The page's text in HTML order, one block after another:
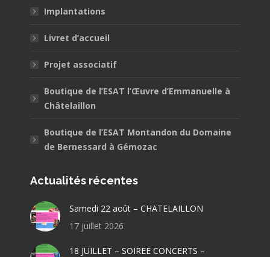
Implantations
Livret d’accueil
Projet associatif
Boutique de l’ESAT l’Œuvre d’Emmanuelle à
Châtelaillon
Boutique de l’ESAT Montandon du Domaine
de Bernessard à Gémozac
Actualités récentes
Samedi 22 août – CHATELAILLON
17 juillet 2026
18 JUILLET – SOIREE CONCERTS –